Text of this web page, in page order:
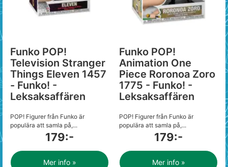
Funko POP!
Television Stranger
Things Eleven 1457
- Funko! -
Leksaksaffären
POP! Figurer från Funko är
populära att samla på,...
179:-
Mer info »
Funko POP!
Animation One
Piece Roronoa Zoro
1775 - Funko! -
Leksaksaffären
POP! Figurer från Funko är
populära att samla på,...
179:-
Mer info »